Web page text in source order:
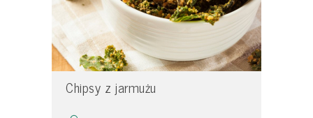
Chipsy z jarmużu